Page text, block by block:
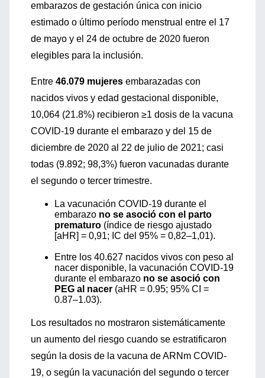
embarazos de gestación única con inicio
estimado o último período menstrual entre el 17
de mayo y el 24 de octubre de 2020 fueron
elegibles para la inclusión.
Entre 46.079 mujeres embarazadas con
nacidos vivos y edad gestacional disponible,
10,064 (21.8%) recibieron ≥1 dosis de la vacuna
COVID-19 durante el embarazo y del 15 de
diciembre de 2020 al 22 de julio de 2021; casi
todas (9.892; 98,3%) fueron vacunadas durante
el segundo o tercer trimestre.
La vacunación COVID-19 durante el
embarazo no se asoció con el parto
prematuro (índice de riesgo ajustado
[aHR] = 0,91; IC del 95% = 0,82–1,01).
Entre los 40.627 nacidos vivos con peso al
nacer disponible, la vacunación COVID-19
durante el embarazo no se asoció con
PEG al nacer (aHR = 0.95; 95% CI =
0.87–1.03).
Los resultados no mostraron sistemáticamente
un aumento del riesgo cuando se estratificaron
según la dosis de la vacuna de ARNm COVID-
19, o según la vacunación del segundo o tercer